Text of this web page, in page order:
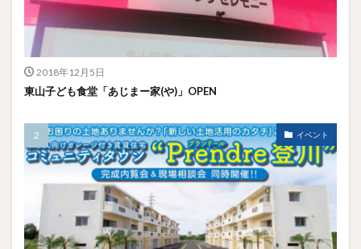
2018年12月5日
東山子ども食堂「あじまー家(や)」OPEN
イベント